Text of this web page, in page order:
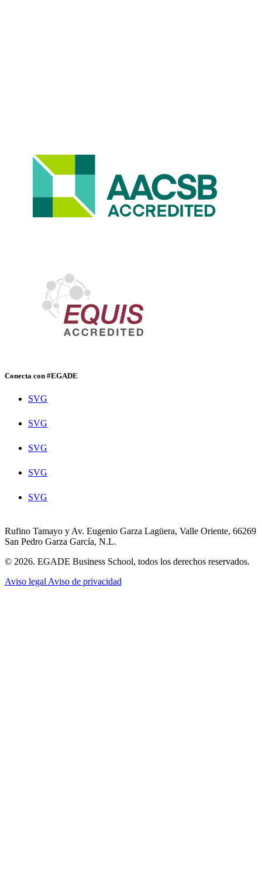
Conecta con #EGADE
SVG
SVG
SVG
SVG
SVG
Rufino Tamayo y Av. Eugenio Garza Lagüera, Valle Oriente, 66269
San Pedro Garza García, N.L.
© 2026. EGADE Business School, todos los derechos reservados.
Aviso legal Aviso de privacidad